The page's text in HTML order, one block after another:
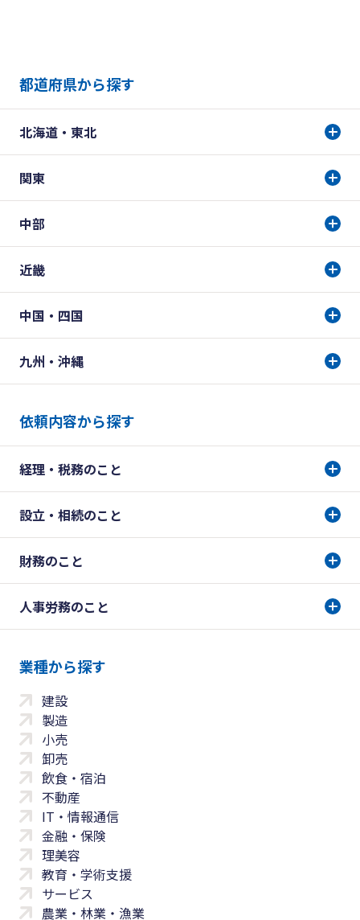
都道府県から探す
北海道・東北
関東
中部
近畿
中国・四国
九州・沖縄
依頼内容から探す
経理・税務のこと
設立・相続のこと
財務のこと
人事労務のこと
業種から探す
建設
製造
小売
卸売
飲食・宿泊
不動産
IT・情報通信
金融・保険
理美容
教育・学術支援
サービス
農業・林業・漁業